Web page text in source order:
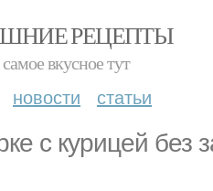
РЕЦЕПТЫ
вкусное тут
новости статьи
с курицей без